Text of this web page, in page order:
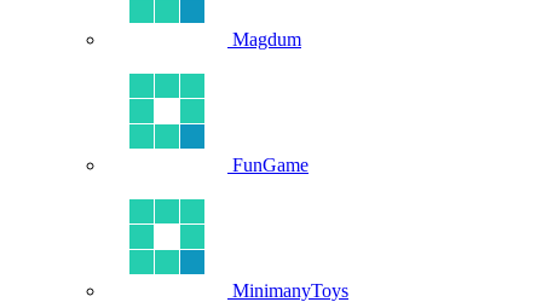
Magdum
FunGame
MinimanyToys